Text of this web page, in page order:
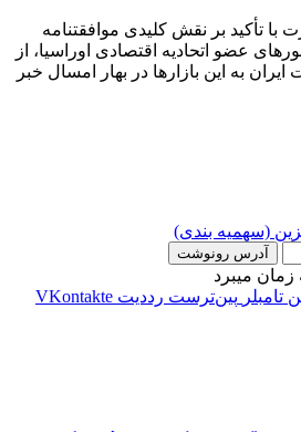
تأکید بر نقش کلیدی موافقتنامه
عضو اتحادیه اقتصادی اوراسیا، از
ایران به این بازارها در بهار امسال خبر
(سهمیه‌ بندی)
آدرس رونوشت
‫تامبلر ‫پین‌ترست ‫رددیت ‫VKontakte